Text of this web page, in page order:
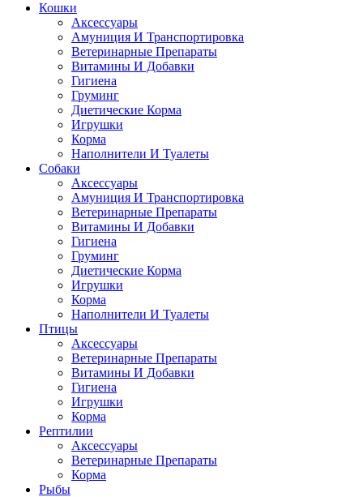
Кошки
Аксессуары
Амуниция И Транспортировка
Ветеринарные Препараты
Витамины И Добавки
Гигиена
Груминг
Диетические Корма
Игрушки
Корма
Наполнители И Туалеты
Собаки
Аксессуары
Амуниция И Транспортировка
Ветеринарные Препараты
Витамины И Добавки
Гигиена
Груминг
Диетические Корма
Игрушки
Корма
Наполнители И Туалеты
Птицы
Аксессуары
Ветеринарные Препараты
Витамины И Добавки
Гигиена
Игрушки
Корма
Рептилии
Аксессуары
Ветеринарные Препараты
Корма
Рыбы